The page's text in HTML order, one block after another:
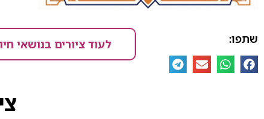
שתפו: לעוד ציורים בנושאי